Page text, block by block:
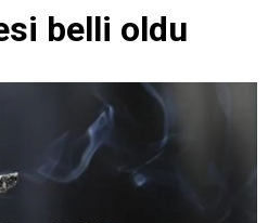
belli oldu